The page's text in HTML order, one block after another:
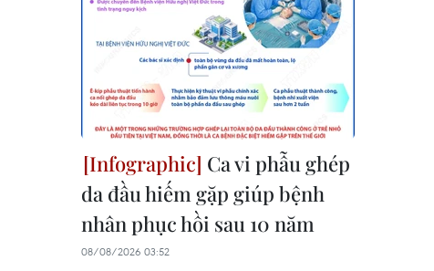
Ca vi phẫu ghép
da đầu hiếm gặp giúp bệnh
nhân phục hồi sau 10 năm
08/08/2026 03:52